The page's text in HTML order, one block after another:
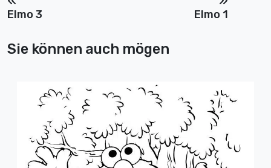
Elmo 3 Elmo 1
Sie können auch mögen